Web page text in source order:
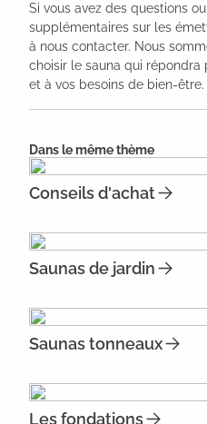
Si vous avez des questions
supplémentaires sur les
à nous contacter. Nous
choisir le sauna qui
et à vos besoins de bien-être.
Dans le même thème
Conseils d'achat
Saunas de jardin
Saunas tonneaux
Les fondations